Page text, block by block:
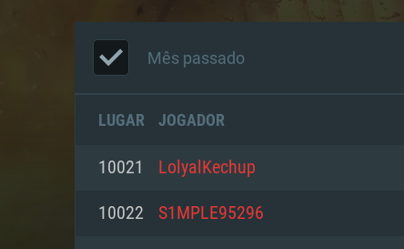
Mês passado
LUGAR JOGADOR
10021 LolyalKechup
10022 S1MPLE95296